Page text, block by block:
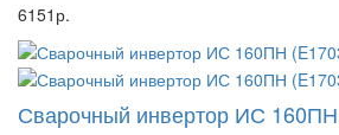
6151р.
Сварочный инвертор ИС